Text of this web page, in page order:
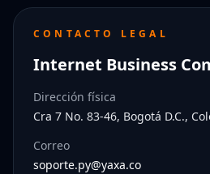
CONTACTO LEGAL
Internet Business
Dirección física
Cra 7 No. 83-46, Bogotá D.C.,
Correo
soporte.py@yaxa.co